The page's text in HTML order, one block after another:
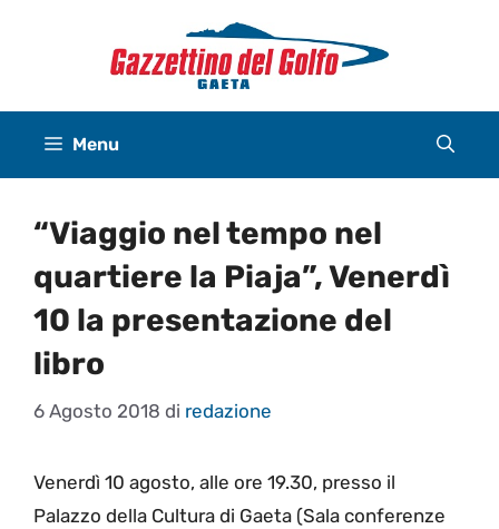
Menu
“Viaggio nel tempo nel
quartiere la Piaja”, Venerdì
10 la presentazione del
libro
6 Agosto 2018 di redazione
Venerdì 10 agosto, alle ore 19.30, presso il
Palazzo della Cultura di Gaeta (Sala conferenze